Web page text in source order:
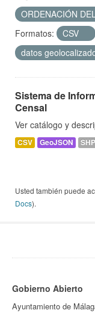
ORDENACIÓN
Formatos:
CSV
datos
Sistema de
Censal
Ver catálogo y
CSV GeoJSON SHP
Usted también puede
Docs).
Gobierno Abierto
Ayuntamiento de